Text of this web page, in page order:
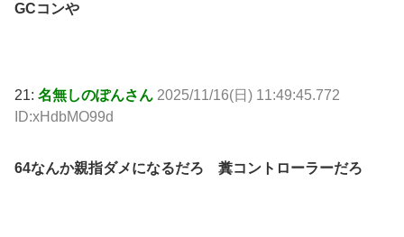
GCコンや
21: 名無しのぽんさん 2025/11/16(日) 11:49:45.772
ID:xHdbMO99d
64なんか親指ダメになるだろ 糞コントローラーだろ